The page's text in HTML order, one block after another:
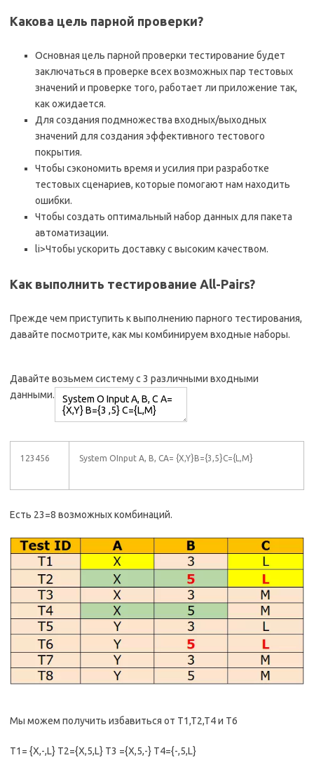
Какова цель парной проверки?
Основная цель парной проверки тестирование будет
заключаться в проверке всех возможных пар тестовых
значений и проверке того, работает ли приложение так,
как ожидается.
Для создания подмножества входных/выходных
значений для создания эффективного тестового
покрытия.
Чтобы сэкономить время и усилия при разработке
тестовых сценариев, которые помогают нам находить
ошибки.
Чтобы создать оптимальный набор данных для пакета
автоматизации.
li>Чтобы ускорить доставку с высоким качеством.
Как выполнить тестирование All-Pairs?
Прежде чем приступить к выполнению парного тестирования,
давайте посмотрите, как мы комбинируем входные наборы.
Давайте возьмем систему с 3 различными входными
данными.
123456 System OInput A, B, CA= {X,Y}B={3,5}C={L,M}
Есть 23=8 возможных комбинаций.
Мы можем получить избавиться от T1,T2,T4 и T6
T1= {X,-,L} T2={X,5,L} T3 ={X,5,-} T4={-,5,L}